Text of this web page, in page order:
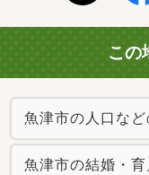
この
魚津市の人口な
魚津市の結婚・